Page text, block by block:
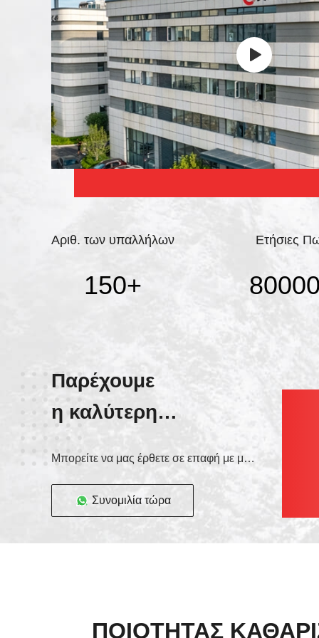
Αριθ. των υπαλλήλων
150+
Ετήσιες
Παρέχουμε
η καλύτερη
υπηρεσία!
Μπορείτε να μας έρθετε σε επαφή με με τους διάφορους τρόπους
Συνομιλία τώρα
ΠΟΙΌΤΗΤΑΣ